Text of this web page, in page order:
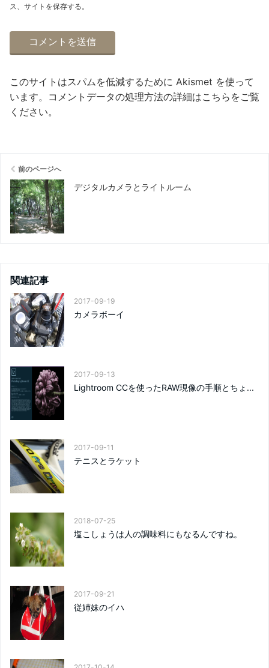
ス、サイトを保存する。
このサイトはスパムを低減するために Akismet を使って
います。 コメントデータの処理方法の詳細はこちらをご覧
ください。
前のページへ
デジタルカメラとライトルーム
関連記事
2017-09-19
カメラボーイ
2017-09-13
Lightroom CCを使ったRAW現像の手順とちょ...
2017-09-11
テニスとラケット
2018-07-25
塩こしょうは人の調味料にもなるんですね。
2017-09-21
従姉妹のイハ